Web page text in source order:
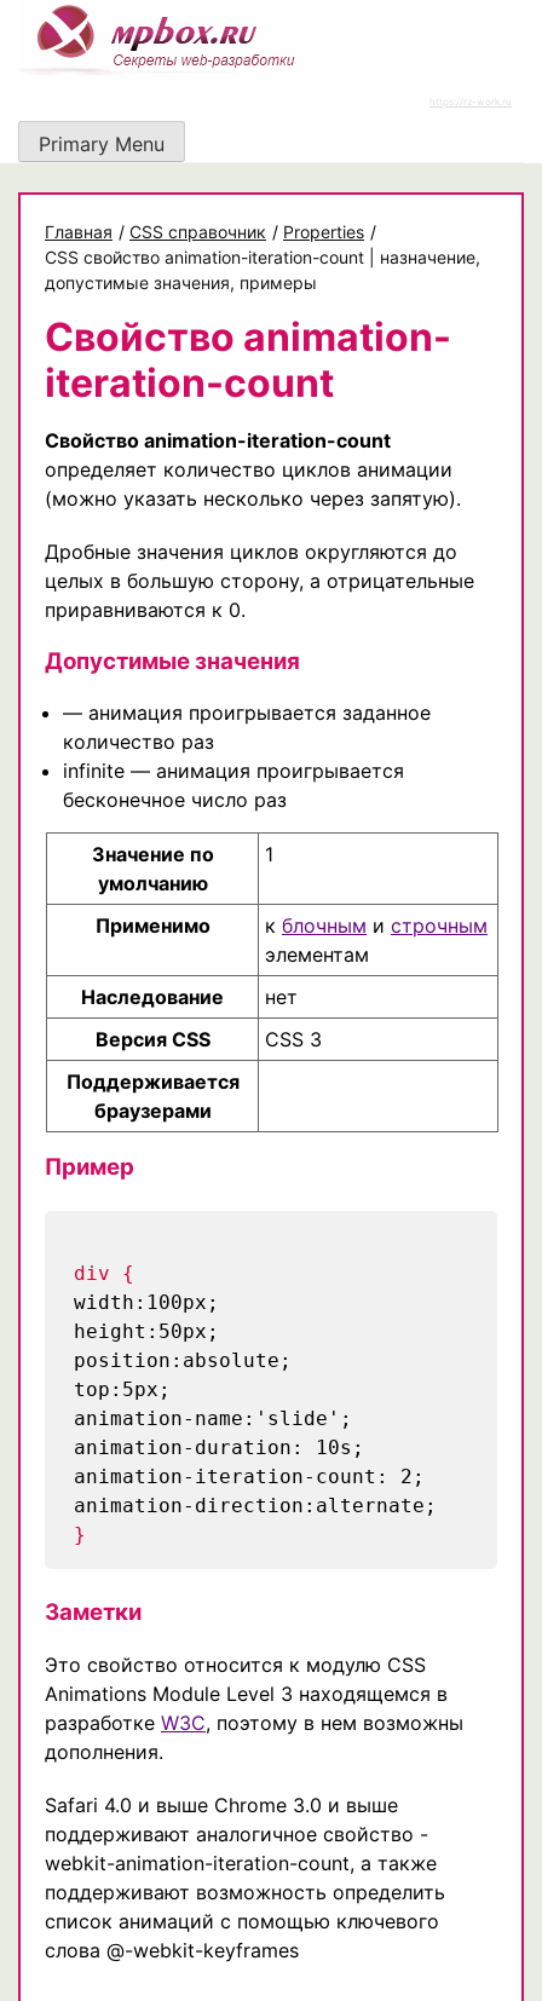
content
https://rz-work.ru
Primary Menu
Главная / CSS справочник / Properties /
CSS свойство animation-iteration-count | назначение,
допустимые значения, примеры
Свойство animation-
iteration-count
Свойство animation-iteration-count
определяет количество циклов анимации
(можно указать несколько через запятую).
Дробные значения циклов округляются до
целых в большую сторону, а отрицательные
приравниваются к 0.
Допустимые значения
— анимация проигрывается заданное
количество раз
infinite — анимация проигрывается
бесконечное число раз
Значение по
умолчанию
1
Применимо к блочным и строчным
элементам
Наследование
нет
Версия CSS
CSS 3
Поддерживается
браузерами
Пример
div {
width:100px;
height:50px;
position:absolute;
top:5px;
animation-name:'slide';
animation-duration: 10s;
animation-iteration-count: 2;
animation-direction:alternate;
}
Заметки
Это свойство относится к модулю CSS
Animations Module Level 3 находящемся в
разработке W3C, поэтому в нем возможны
дополнения.
Safari 4.0 и выше Chrome 3.0 и выше
поддерживают аналогичное свойство -
webkit-animation-iteration-count, а также
поддерживают возможность определить
список анимаций с помощью ключевого
слова @-webkit-keyframes